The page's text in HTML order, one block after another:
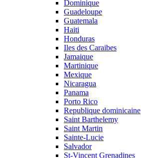
Dominique
Guadeloupe
Guatemala
Haiti
Honduras
Iles des Caraibes
Jamaique
Martinique
Mexique
Nicaragua
Panama
Porto Rico
Republique dominicaine
Saint Barthelemy
Saint Martin
Sainte-Lucie
Salvador
St-Vincent Grenadines